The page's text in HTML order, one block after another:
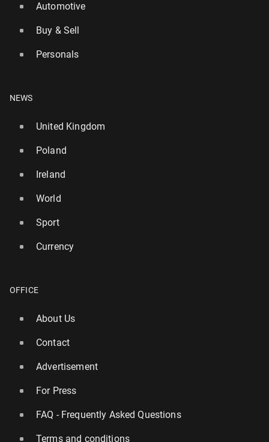
Automotive
Buy & Sell
Personals
NEWS
United Kingdom
Poland
Ireland
World
Sport
Currency
OFFICE
About Us
Contact
Advertisement
For Press
FAQ - Frequently Asked Questions
Terms and conditions